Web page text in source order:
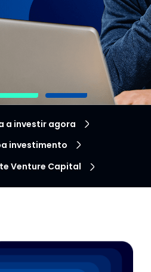
a investir agora
investimento
Venture Capital